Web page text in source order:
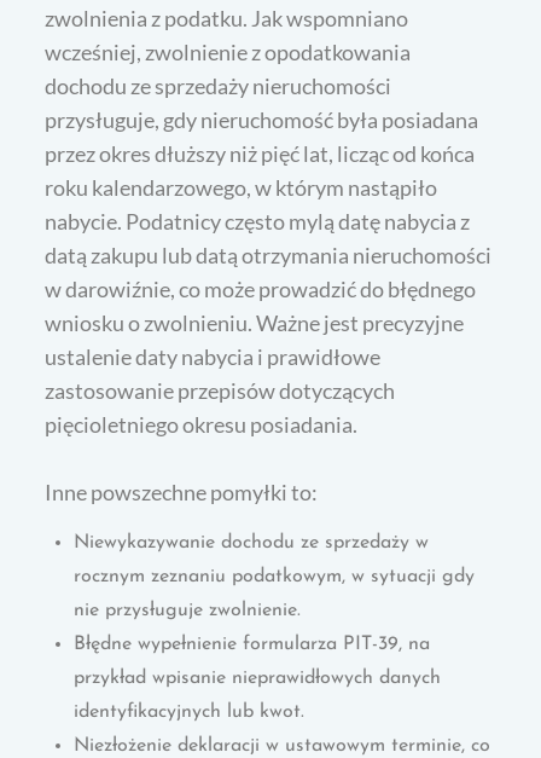
zwolnienia z podatku. Jak wspomniano
wcześniej, zwolnienie z opodatkowania
dochodu ze sprzedaży nieruchomości
przysługuje, gdy nieruchomość była posiadana
przez okres dłuższy niż pięć lat, licząc od końca
roku kalendarzowego, w którym nastąpiło
nabycie. Podatnicy często mylą datę nabycia z
datą zakupu lub datą otrzymania nieruchomości
w darowiźnie, co może prowadzić do błędnego
wniosku o zwolnieniu. Ważne jest precyzyjne
ustalenie daty nabycia i prawidłowe
zastosowanie przepisów dotyczących
pięcioletniego okresu posiadania.
Inne powszechne pomyłki to:
Niewykazywanie dochodu ze sprzedaży w
rocznym zeznaniu podatkowym, w sytuacji gdy
nie przysługuje zwolnienie.
Błędne wypełnienie formularza PIT-39, na
przykład wpisanie nieprawidłowych danych
identyfikacyjnych lub kwot.
Niezłożenie deklaracji w ustawowym terminie, co